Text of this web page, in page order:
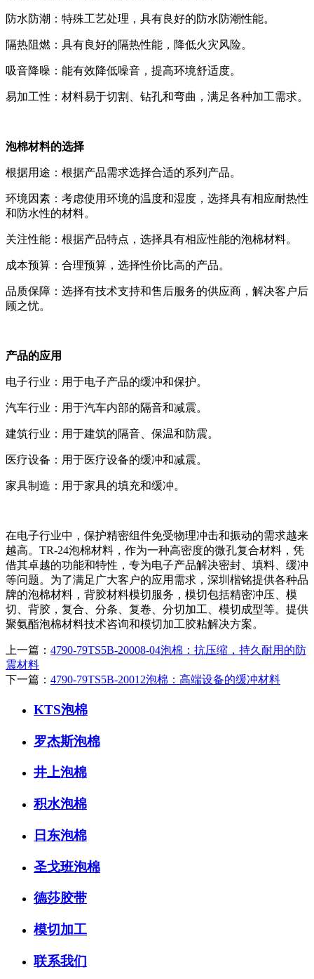
防水防潮：特殊工艺处理，具有良好的防水防潮性能。
隔热阻燃：具有良好的隔热性能，降低火灾风险。
吸音降噪：能有效降低噪音，提高环境舒适度。
易加工性：材料易于切割、钻孔和弯曲，满足各种加工需求。
泡棉材料的选择
根据用途：根据产品需求选择合适的系列产品。
环境因素：考虑使用环境的温度和湿度，选择具有相应耐热性
和防水性的材料。
关注性能：根据产品特点，选择具有相应性能的泡棉材料。
成本预算：合理预算，选择性价比高的产品。
品质保障：选择有技术支持和售后服务的供应商，解决客户后
顾之忧。
产品的应用
电子行业：用于电子产品的缓冲和保护。
汽车行业：用于汽车内部的隔音和减震。
建筑行业：用于建筑的隔音、保温和防震。
医疗设备：用于医疗设备的缓冲和减震。
家具制造：用于家具的填充和缓冲。
在电子行业中，保护精密组件免受物理冲击和振动的需求越来
越高。TR-24泡棉材料，作为一种高密度的微孔复合材料，凭
借其卓越的功能和特性，专为电子产品解决密封、填料、缓冲
等问题。为了满足广大客户的应用需求，深圳楷铭提供各种品
牌的泡棉材料，背胶材料模切服务，模切包括精密冲压、模
切、背胶，复合、分条、复卷、分切加工、模切成型等。提供
聚氨酯泡棉材料技术咨询和模切加工胶粘解决方案。
上一篇： 4790-79TS5B-20008-04泡棉：抗压缩，持久耐用的防
震材料
下一篇： 4790-79TS5B-20012泡棉：高端设备的缓冲材料
KTS泡棉
罗杰斯泡棉
井上泡棉
积水泡棉
日东泡棉
圣戈班泡棉
德莎胶带
模切加工
联系我们